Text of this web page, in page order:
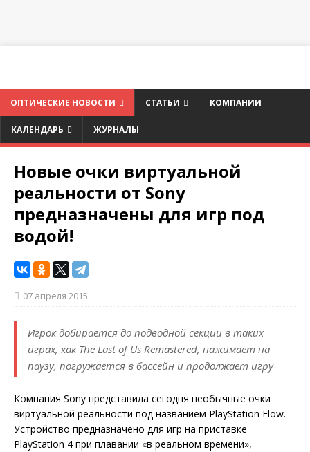
ОПТИЧЕСКИЕ НОВОСТИ СТАТЬИ КОМПАНИИ
КАЛЕНДАРЬ ЖУРНАЛЫ
Новые очки виртуальной
реальности от Sony
предназначены для игр под
водой!
07 апреля 2015
Игрок добирается до подводной секции в таких
играх, как The Last of Us Remastered, нажимает на
паузу, погружается в бассейн и продолжает игру
Компания Sony представила сегодня необычные очки
виртуальной реальности под названием PlayStation Flow.
Устройство предназначено для игр на приставке
PlayStation 4 при плавании «в реальном времени»,